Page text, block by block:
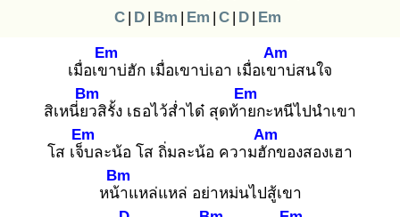
C | D | Bm | Em | C | D | Em
เมื่อเขา
Em
บ่ฮัก เมื่อเขาบ่เอา เมื่อเขา
Am
บ่สนใจ
สิเหนี่ยว
Bm
สิรั้ง เธอไว้ส่ำได๋ สุดท้าย
Em
กะหนีไปนำเขา
โส เจ็บ
Em
ละน้อ โส ถิ่มละน้อ ความฮัก
Am
ของสองเฮา
หน้า
Bm
แหล่แหล่ อย่าหม่นไปสู้เขา